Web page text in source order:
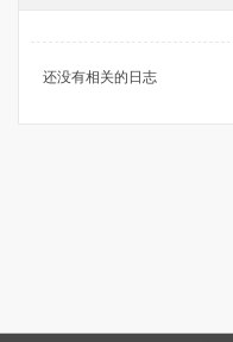
还没有相关的日志